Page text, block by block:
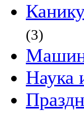
(3)
Наука